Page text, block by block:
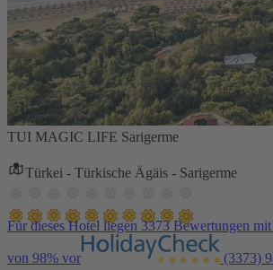
TUI MAGIC LIFE Sarigerme
Türkei - Türkische Ägäis - Sarigerme
Für dieses Hotel liegen 3373 Bewertungen
von 98% vor (3373)